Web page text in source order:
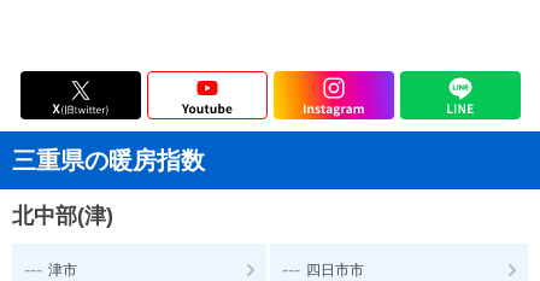
三重県の暖房指数
北中部(津)
--- 津市 --- 四日市市